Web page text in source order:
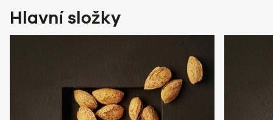
Hlavní složky